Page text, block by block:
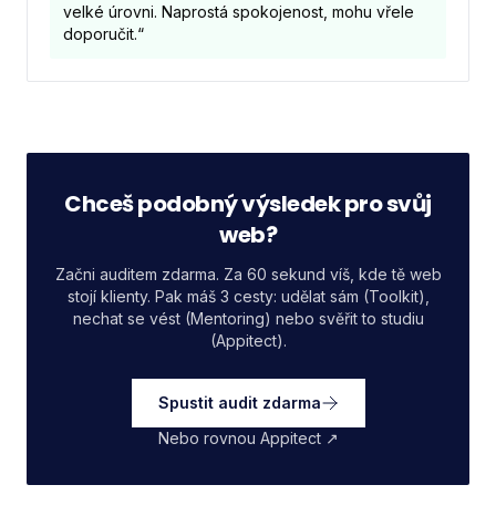
velké úrovni. Naprostá spokojenost, mohu vřele
doporučit.“
Chceš podobný výsledek pro svůj
web?
Začni auditem zdarma. Za 60 sekund víš, kde tě web
stojí klienty. Pak máš 3 cesty: udělat sám (Toolkit),
nechat se vést (Mentoring) nebo svěřit to studiu
(Appitect).
Spustit audit zdarma
Nebo rovnou Appitect ↗